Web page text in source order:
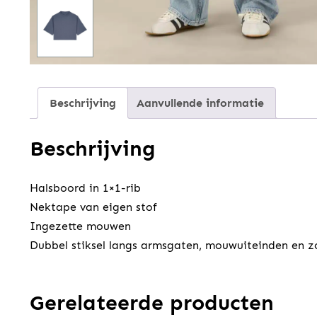
Beschrijving Aanvullende informatie
Beschrijving
Halsboord in 1×1-rib
Nektape van eigen stof
Ingezette mouwen
Dubbel stiksel langs armsgaten, mouwuiteinden en
Gerelateerde producten